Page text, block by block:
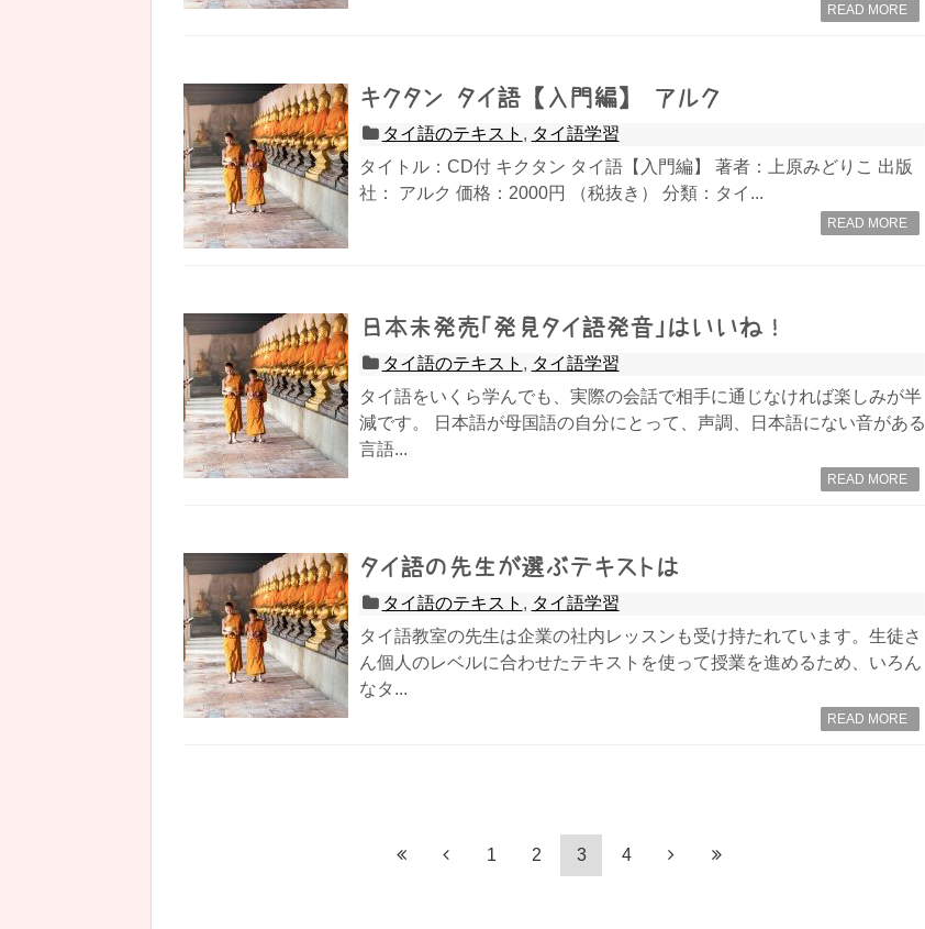
READ MORE
キクタン タイ語 【入門編】 アルク
タイ語のテキスト , タイ語学習
タイトル：CD付 キクタン タイ語【入門編】 著者：上原みどりこ 出版
社： アルク 価格：2000円 （税抜き） 分類：タイ...
READ MORE
日本未発売「発見タイ語発音」はいいね！
タイ語のテキスト , タイ語学習
タイ語をいくら学んでも、実際の会話で相手に通じなければ楽しみが半
減です。 日本語が母国語の自分にとって、声調、日本語にない音がある
言語...
READ MORE
タイ語の先生が選ぶテキストは
タイ語のテキスト , タイ語学習
タイ語教室の先生は企業の社内レッスンも受け持たれています。生徒さ
ん個人のレベルに合わせたテキストを使って授業を進めるため、いろん
なタ...
READ MORE
1 2 3 4